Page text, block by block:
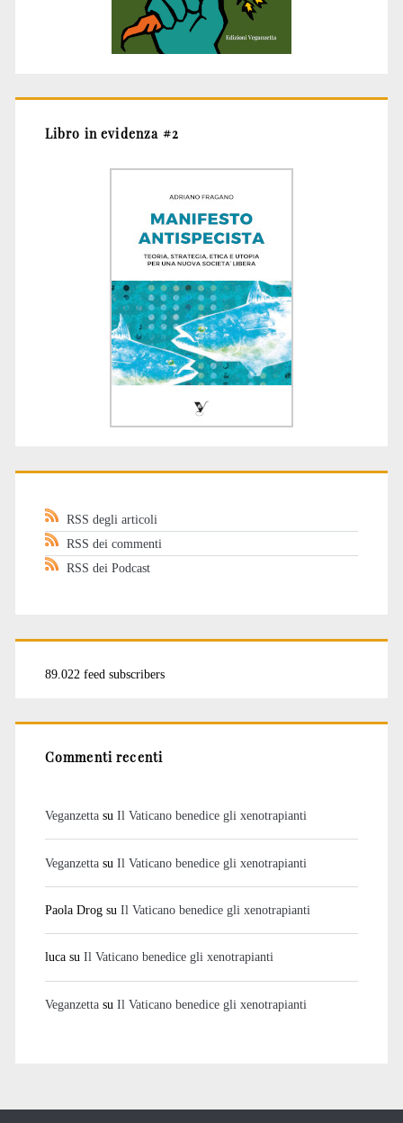
Libro in evidenza #2
RSS degli articoli
RSS dei commenti
RSS dei Podcast
89.022 feed subscribers
Commenti recenti
Veganzettasu Il Vaticano benedice gli xenotrapianti
Veganzettasu Il Vaticano benedice gli xenotrapianti
Paola Drogsu Il Vaticano benedice gli xenotrapianti
lucasu Il Vaticano benedice gli xenotrapianti
Veganzettasu Il Vaticano benedice gli xenotrapianti